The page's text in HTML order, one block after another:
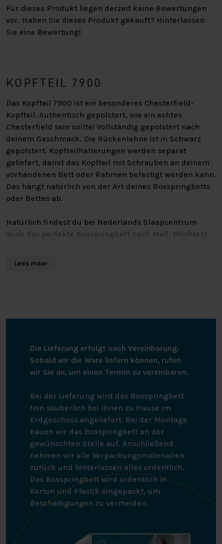
Für dieses Produkt liegen derzeit keine Bewertungen
vor. Haben Sie dieses Produkt gekauft? Hinterlassen
Sie eine Bewertung!
KOPFTEIL 7900
Das Kopfteil 7900 ist ein besonderes Chesterfield-
Kopfteil. Authentisch gepolstert, wie ein echtes
Chesterfield sein sollte! Vollständig gepolstert nach
deinem Geschmack. Die Rückenlehne ist in Schwarz
gepolstert. Kopfteilhalterungen werden separat
geliefert, damit das Kopfteil mit Schrauben an deinem
vorhandenen Bett oder Rahmen befestigt werden kann.
Das hängt natürlich von der Art deines Boxspringbetts
oder Bettes ab.
Natürlich findest du bei Nederlands Slaapcentrum
auch das perfekte Boxspringbett nach Maß. Möchtest
Spezifikationen. Bist du interessiert? Unter “Stell dir
zusammenstellen kannst! Wenn du Fragen hast oder
dich beraten lassen willst, kannst du uns gerne
kontaktieren.
Lees meer
Die Lieferung erfolgt nach Vereinbarung.
Sobald wir die Ware liefern können, rufen
wir Sie an, um einen Termin zu vereinbaren.
Bei der Lieferung wird das Boxspringbett
fein säuberlich bei Ihnen zu Hause im
Erdgeschoss angeliefert. Bei der Montage
bauen wir das Boxspringbett an der
gewünschten Stelle auf. Anschließend
nehmen wir alle Verpackungsmaterialien
zurück und hinterlassen alles ordentlich.
Das Boxspringbett wird ordentlich in
Karton und Plastik eingepackt, um
Beschädigungen zu vermeiden.